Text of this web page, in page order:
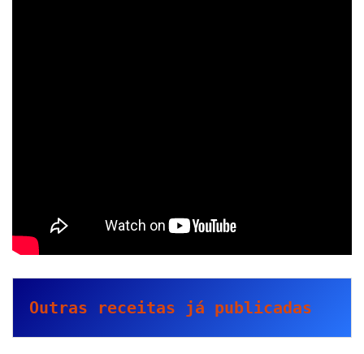
Outras receitas já publicadas